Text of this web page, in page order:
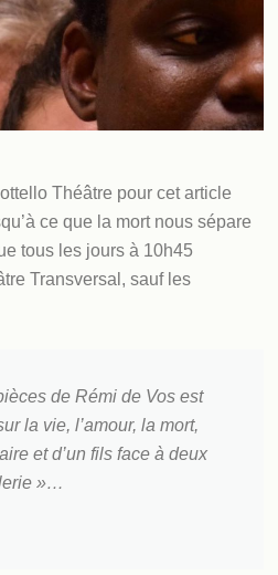
Théâtre pour cet article
ce que la mort nous sépare
tous les jours à 10h45
Transversal, sauf les
de Rémi de Vos est
la vie, l’amour, la mort,
et d’un fils face à deux
»…